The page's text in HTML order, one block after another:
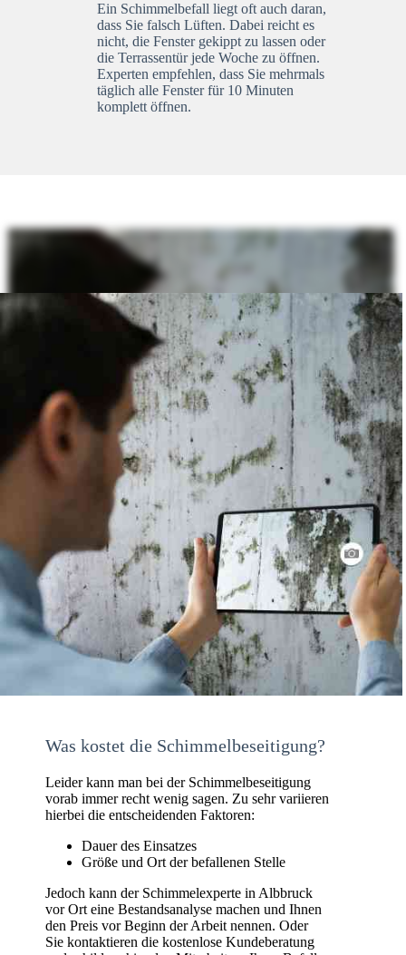
Ein Schimmelbefall liegt oft auch daran,
dass Sie falsch Lüften. Dabei reicht es
nicht, die Fenster gekippt zu lassen oder
die Terrassentür jede Woche zu öffnen.
Experten empfehlen, dass Sie mehrmals
täglich alle Fenster für 10 Minuten
komplett öffnen.
Was kostet die Schimmelbeseitigung?
Leider kann man bei der Schimmelbeseitigung
vorab immer recht wenig sagen. Zu sehr variieren
hierbei die entscheidenden Faktoren:
Dauer des Einsatzes
Größe und Ort der befallenen Stelle
Jedoch kann der Schimmelexperte in Albbruck
vor Ort eine Bestandsanalyse machen und Ihnen
den Preis vor Beginn der Arbeit nennen. Oder
Sie kontaktieren die kostenlose Kundeberatung